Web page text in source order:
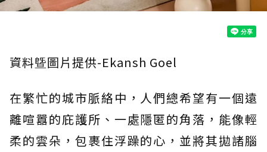
資料曁圖片提供-Ekansh Goel
在繁忙的城市脈絡中，人們總希望有一個遠
離喧囂的庇護所、一處隱匿的角落，能像輕
柔的雲朵，包裹住浮躁的心，並將其拋諸腦